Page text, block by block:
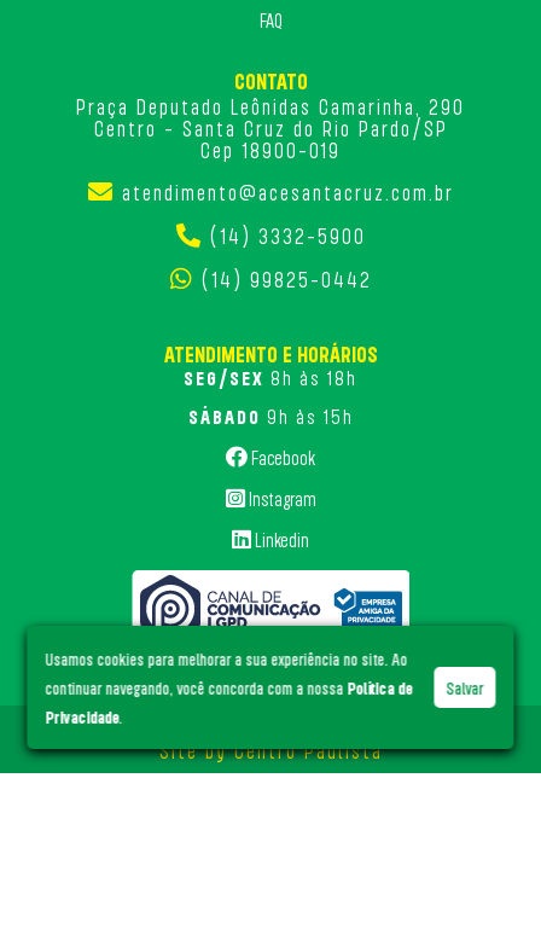
Usamos cookies para melhorar a sua experiência no site. Ao
continuar navegando, você concorda com a nossa Política de
Privacidade.
Salvar
FAQ
CONTATO
Praça Deputado Leônidas Camarinha, 290
Centro - Santa Cruz do Rio Pardo/SP
Cep 18900-019
atendimento@acesantacruz.com.br
(14) 3332-5900
(14) 99825-0442
ATENDIMENTO E HORÁRIOS
SEG/SEX 8h às 18h
SÁBADO 9h às 15h
Facebook
Instagram
Linkedin
© ACE Santa Cruz
Site byCentro Paulista